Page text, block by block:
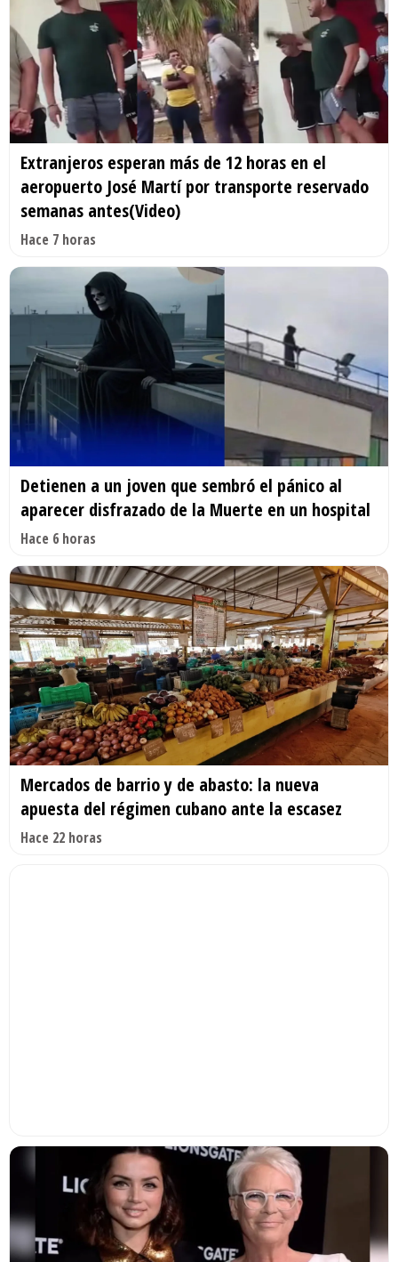
Extranjeros esperan más de 12 horas en el
aeropuerto José Martí por transporte reservado
semanas antes(Video)
Hace 7 horas
Detienen a un joven que sembró el pánico al
aparecer disfrazado de la Muerte en un hospital
Hace 6 horas
Mercados de barrio y de abasto: la nueva
apuesta del régimen cubano ante la escasez
Hace 22 horas